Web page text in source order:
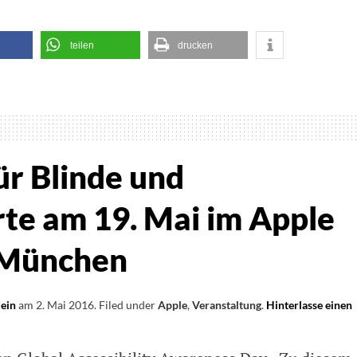
teilen drucken
Blinde und
am 19. Mai im Apple
am 2. Mai 2016. Filed underApple,Veranstaltung. Hinterlasse einen